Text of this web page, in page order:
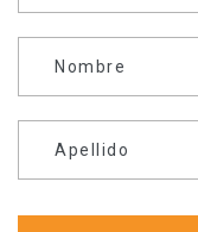
Nombre
Apellido